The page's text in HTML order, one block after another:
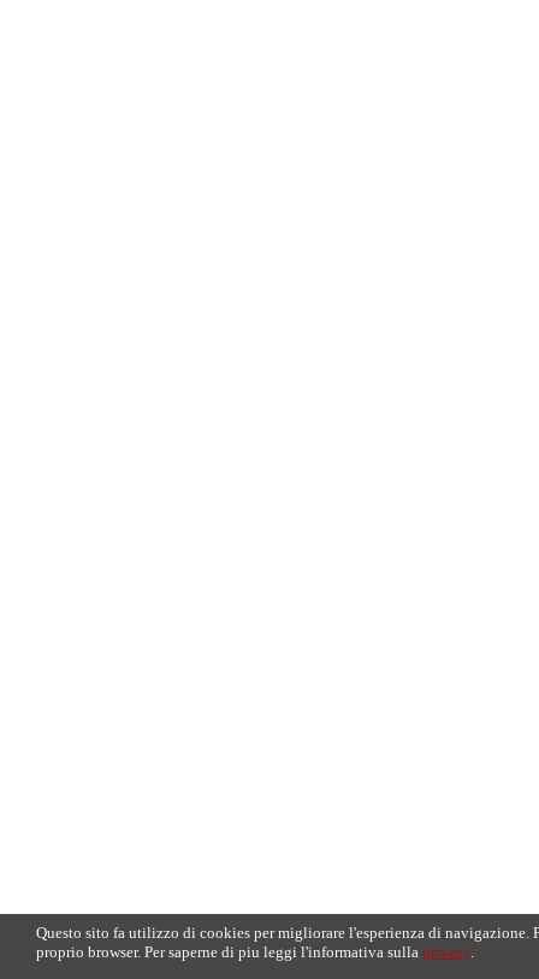
Questo sito fa utilizzo di cookies per migliorare l'esperienza di
proprio browser. Per saperne di piu leggi l'informativa sullaprivacy.